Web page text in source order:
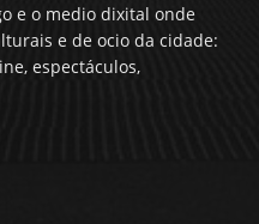
e o medio dixital onde
e de ocio da cidade:
espectáculos,